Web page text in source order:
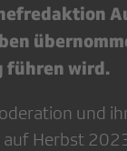
führen wird.
und
Herbst